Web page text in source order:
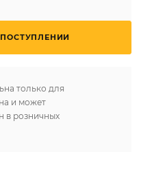
только для
и может
в розничных